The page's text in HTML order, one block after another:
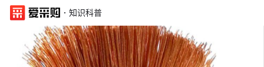
· 知识科普